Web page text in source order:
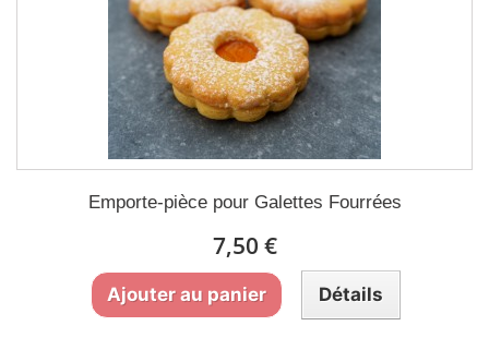
Emporte-pièce pour Galettes Fourrées
7,50 €
Ajouter au panier Détails